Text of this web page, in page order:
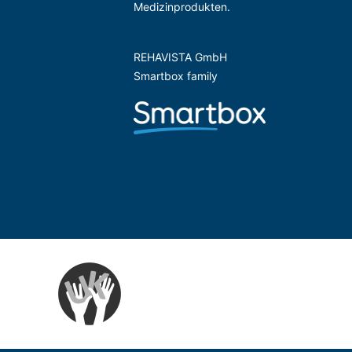
Medizinprodukten.
REHAVISTA GmbH
Smartbox family